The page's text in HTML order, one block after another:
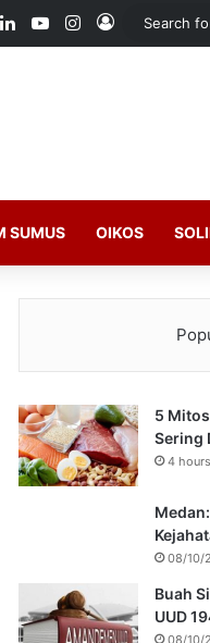
LinkedInYouTubeInstagram
Log In
SUMUS OIKOS
5
Sering
4
08/10/
Buah
UUD
08/10/